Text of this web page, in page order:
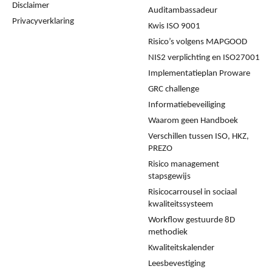
Disclaimer
Privacyverklaring
Auditambassadeur
Kwis ISO 9001
Risico’s volgens MAPGOOD
NIS2 verplichting en ISO27001
Implementatieplan Proware
GRC challenge
Informatiebeveiliging
Waarom geen Handboek
Verschillen tussen ISO, HKZ,
PREZO
Risico management
stapsgewijs
Risicocarrousel in sociaal
kwaliteitssysteem
Workflow gestuurde 8D
methodiek
Kwaliteitskalender
Leesbevestiging